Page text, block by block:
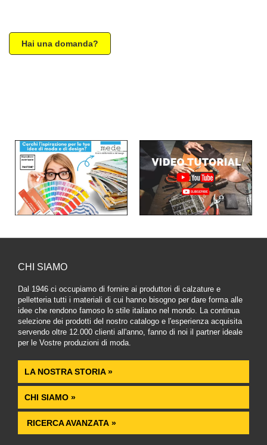
Hai una domanda?
CHI SIAMO
Dal 1946 ci occupiamo di fornire ai produttori di calzature e
pelletteria tutti i materiali di cui hanno bisogno per dare forma alle
idee che rendono famoso lo stile italiano nel mondo. La continua
selezione dei prodotti del nostro catalogo e l'esperienza acquisita
servendo oltre 12.000 clienti all'anno, fanno di noi il partner ideale
per le Vostre produzioni di moda.
LA NOSTRA STORIA »
CHI SIAMO »
RICERCA AVANZATA »